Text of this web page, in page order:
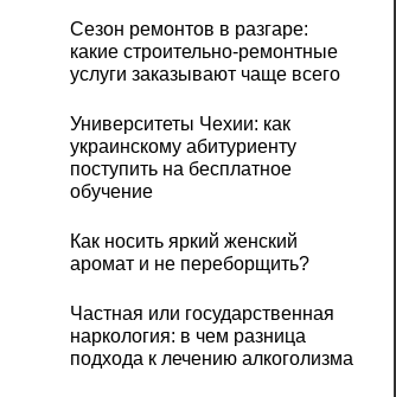
Сезон ремонтов в разгаре:
какие строительно-ремонтные
услуги заказывают чаще всего
Университеты Чехии: как
украинскому абитуриенту
поступить на бесплатное
обучение
Как носить яркий женский
аромат и не переборщить?
Частная или государственная
наркология: в чем разница
подхода к лечению алкоголизма